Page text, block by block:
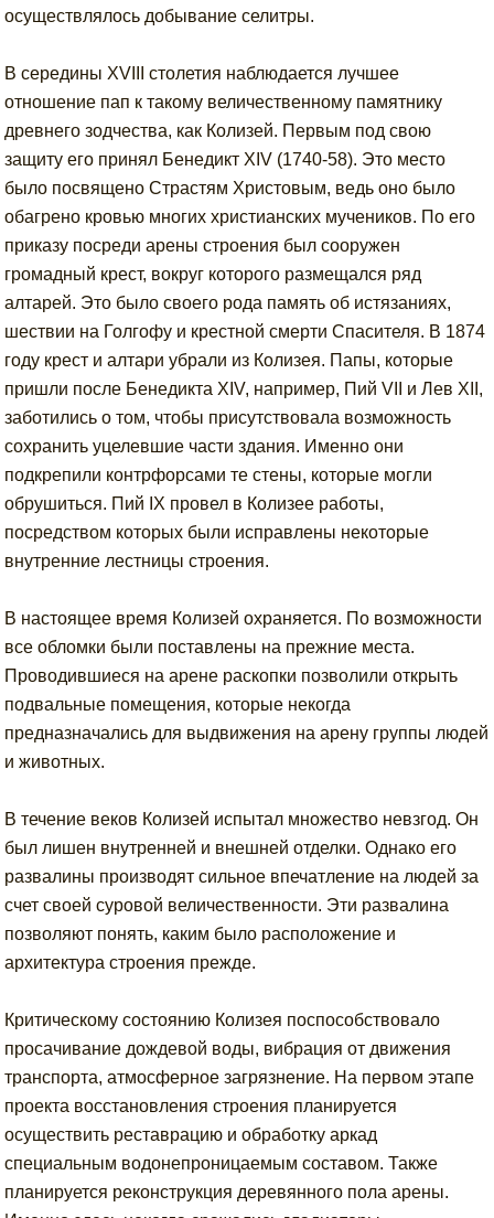
осуществлялось добывание селитры.
В середины XVIII столетия наблюдается лучшее
отношение пап к такому величественному памятнику
древнего зодчества, как Колизей. Первым под свою
защиту его принял Бенедикт XIV (1740-58). Это место
было посвящено Страстям Христовым, ведь оно было
обагрено кровью многих христианских мучеников. По его
приказу посреди арены строения был сооружен
громадный крест, вокруг которого размещался ряд
алтарей. Это было своего рода память об истязаниях,
шествии на Голгофу и крестной смерти Спасителя. В 1874
году крест и алтари убрали из Колизея. Папы, которые
пришли после Бенедикта XIV, например, Пий VII и Лев XII,
заботились о том, чтобы присутствовала возможность
сохранить уцелевшие части здания. Именно они
подкрепили контрфорсами те стены, которые могли
обрушиться. Пий IX провел в Колизее работы,
посредством которых были исправлены некоторые
внутренние лестницы строения.
В настоящее время Колизей охраняется. По возможности
все обломки были поставлены на прежние места.
Проводившиеся на арене раскопки позволили открыть
подвальные помещения, которые некогда
предназначались для выдвижения на арену группы людей
и животных.
В течение веков Колизей испытал множество невзгод. Он
был лишен внутренней и внешней отделки. Однако его
развалины производят сильное впечатление на людей за
счет своей суровой величественности. Эти развалина
позволяют понять, каким было расположение и
архитектура строения прежде.
Критическому состоянию Колизея поспособствовало
просачивание дождевой воды, вибрация от движения
транспорта, атмосферное загрязнение. На первом этапе
проекта восстановления строения планируется
осуществить реставрацию и обработку аркад
специальным водонепроницаемым составом. Также
планируется реконструкция деревянного пола арены.